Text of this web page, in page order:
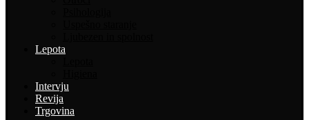
Lepota
Intervju
Revija
Trgovina